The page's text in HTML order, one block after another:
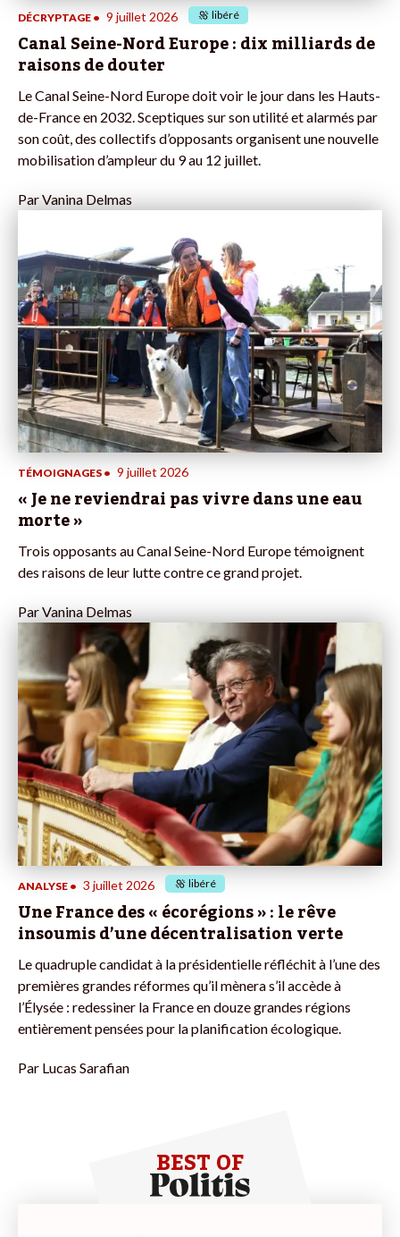
DÉCRYPTAGE • 9 juillet 2026 libéré
Canal Seine-Nord Europe : dix milliards de
raisons de douter
Le Canal Seine-Nord Europe doit voir le jour dans les Hauts-
de-France en 2032. Sceptiques sur son utilité et alarmés par
son coût, des collectifs d’opposants organisent une nouvelle
mobilisation d’ampleur du 9 au 12 juillet.
ParVanina Delmas
TÉMOIGNAGES • 9 juillet 2026
« Je ne reviendrai pas vivre dans une eau
morte »
Trois opposants au Canal Seine-Nord Europe témoignent
des raisons de leur lutte contre ce grand projet.
ParVanina Delmas
ANALYSE • 3 juillet 2026 libéré
Une France des « écorégions » : le rêve
insoumis d’une décentralisation verte
Le quadruple candidat à la présidentielle réfléchit à l’une des
premières grandes réformes qu’il mènera s’il accède à
l’Élysée : redessiner la France en douze grandes régions
entièrement pensées pour la planification écologique.
Par Lucas Sarafian
BEST OF